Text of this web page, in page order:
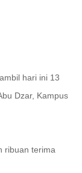
hari ini 13
Dzar, Kampus
ribuan terima